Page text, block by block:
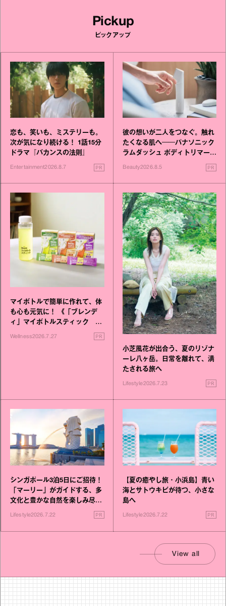
Pickup
ピックアップ
恋も、笑いも、ミステリーも。
次が気になり続ける！ 1話15分
ドラマ『バカンスの法則』
Entertainment2026.8.7 PR
彼の想いが二人をつなぐ。触れ
たくなる肌へ──パナソニック
ラムダッシュ ボディトリマーが
Beauty2026.8.5 PR
マイボトルで簡単に作れて、体
も心も元気に！ 《「ブレンデ
ィ」マイボトルスティック い
いこと毎日》シリーズが誕生
Wellness2026.7.27 PR
小芝風花が出合う、夏のリゾナ
ーレ八ヶ岳。日常を離れて、満
たされる旅へ
Lifestyle2026.7.23 PR
シンガポール3泊5日にご招待！
「マーリー」がガイドする、多
文化と豊かな自然を楽しみ尽く
Lifestyle2026.7.22 PR
【夏の癒やし旅・小浜島】青い
海とサトウキビが待つ、小さな
島へ
Lifestyle2026.7.22 PR
View all